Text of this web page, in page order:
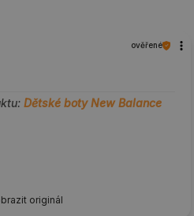
originál
ověřené
Dětské boty New Balance